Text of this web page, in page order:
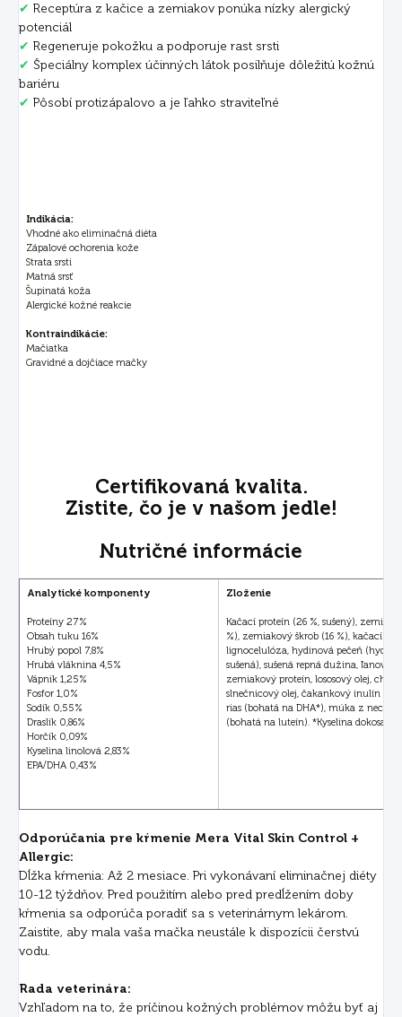
✔ Receptúra z kačice a zemiakov ponúka nízky alergický
potenciál
✔ Regeneruje pokožku a podporuje rast srsti
✔ Špeciálny komplex účinných látok posilňuje dôležitú kožnú
bariéru
✔ Pôsobí protizápalovo a je ľahko straviteľné
Indikácia:
Vhodné ako eliminačná diéta
Zápalové ochorenia kože
Strata srsti
Matná srsť
Šupinatá koža
Alergické kožné reakcie
Kontraindikácie:
Mačiatka
Gravidné a dojčiace mačky
Certifikovaná kvalita.
Zistite, čo je v našom jedle!
Nutričné informácie
Analytické komponenty
Proteíny 27%
Obsah tuku 16%
Hrubý popol 7,8%
Hrubá vláknina 4,5%
Vápnik 1,25%
Fosfor 1,0%
Sodík 0,55%
Draslík 0,86%
Horčík 0,09%
Kyselina linolová 2,83%
EPA/DHA 0,43%
Zloženie
Kačací proteín (26 %, sušený),
%), zemiakový škrob (16 %), kačací tuk,
lignocelulóza, hydinová pečeň
sušená), sušená repná dužina, ľanové
zemiakový proteín, lososový olej,
slnečnicový olej, čakankový inulín
rias (bohatá na DHA*), múka z
(bohatá na luteín). *Kyselina
Odporúčania pre kŕmenie Mera Vital Skin Control +
Allergic:
Dĺžka kŕmenia: Až 2 mesiace. Pri vykonávaní eliminačnej diéty
10-12 týždňov. Pred použitím alebo pred predĺžením doby
kŕmenia sa odporúča poradiť sa s veterinárnym lekárom.
Zaistite, aby mala vaša mačka neustále k dispozícii čerstvú
vodu.
Rada veterinára:
Vzhľadom na to, že príčinou kožných problémov môžu byť aj